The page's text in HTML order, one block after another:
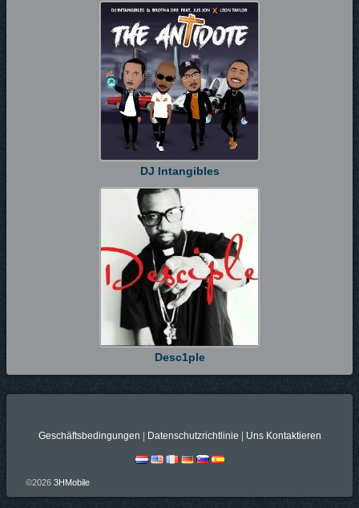
DJ Intangibles
Desc1ple
Geschäftsbedingungen Datenschutzrichtlinie Uns Kontaktieren
©2026 3HMobile